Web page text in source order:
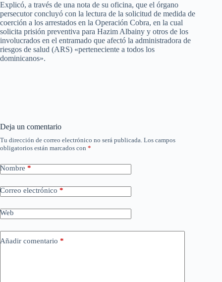
Explicó, a través de una nota de su oficina, que el órgano
persecutor concluyó con la lectura de la solicitud de medida de
coerción a los arrestados en la Operación Cobra, en la cual
solicita prisión preventiva para Hazim Albainy y otros de los
involucrados en el entramado que afectó la administradora de
riesgos de salud (ARS) «perteneciente a todos los
dominicanos».
Deja un comentario
Tu dirección de correo electrónico no será publicada. Los campos
obligatorios están marcados con *
Nombre *
Correo electrónico *
Web
Añadir comentario *